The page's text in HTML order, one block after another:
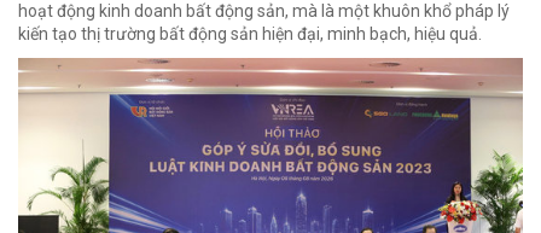
hoạt động kinh doanh bất động sản, mà là một khuôn khổ pháp lý
kiến tạo thị trường bất động sản hiện đại, minh bạch, hiệu quả.